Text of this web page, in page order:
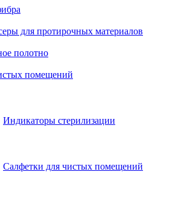
для протирочных материалов
полотно
помещений
Индикаторы стерилизации
Салфетки для чистых помещений